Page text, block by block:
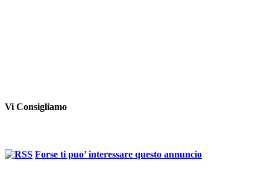
Vi Consigliamo
Forse ti puo’ interessare questo annuncio